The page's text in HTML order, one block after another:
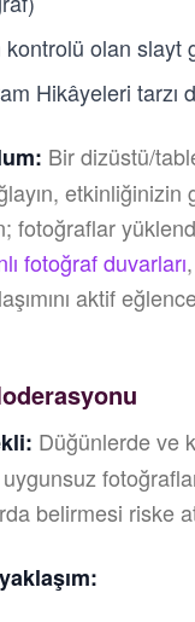
kontrolü olan slayt
Hikâyeleri tarzı
Bir dizüstü/
etkinliğinizin
fotoğraflar
fotoğraf duvarları
aktif
Düğünlerde ve
belirmesi riske